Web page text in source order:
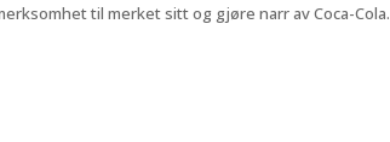
til merket sitt og gjøre narr av Coca-Cola.